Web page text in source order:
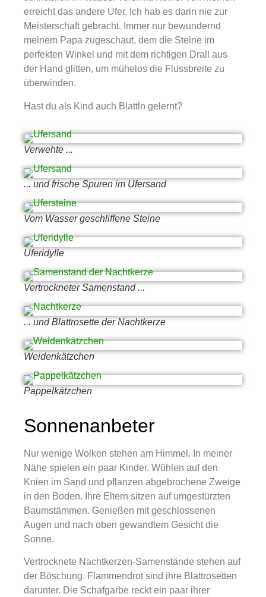
erreicht das andere Ufer. Ich hab es darin nie zur
Meisterschaft gebracht. Immer nur bewundernd
meinem Papa zugeschaut, dem die Steine im
perfekten Winkel und mit dem richtigen Drall aus
der Hand glitten, um mühelos die Flussbreite zu
überwinden.
Hast du als Kind auch Blattln gelernt?
Verwehte ...
... und frische Spuren im Ufersand
Vom Wasser geschliffene Steine
Uferidylle
Vertrockneter Samenstand ...
... und Blattrosette der Nachtkerze
Weidenkätzchen
Pappelkätzchen
Sonnenanbeter
Nur wenige Wolken stehen am Himmel. In meiner
Nähe spielen ein paar Kinder. Wühlen auf den
Knien im Sand und pflanzen abgebrochene Zweige
in den Boden. Ihre Eltern sitzen auf umgestürzten
Baumstämmen. Genießen mit geschlossenen
Augen und nach oben gewandtem Gesicht die
Sonne.
Vertrocknete Nachtkerzen-Samenstände stehen auf
der Böschung. Flammendrot sind ihre Blattrosetten
darunter. Die Schafgarbe reckt ein paar ihrer